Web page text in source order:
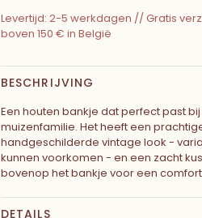
Levertijd: 2-5 werkdagen // Gratis
boven 150 € in België
BESCHRIJVING
Een houten bankje dat perfect past
muizenfamilie. Het heeft een
handgeschilderde vintage look -
kunnen voorkomen - en een zacht
bovenop het bankje voor een
DETAILS